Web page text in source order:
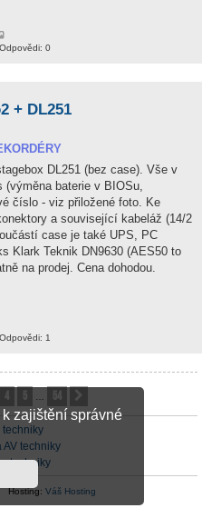
zajištění správné
Odpovědi: 0
+ DL251
DL251 (bez case). Vše v
baterie v BIOSu,
číslo - viz přiložené foto. Ke
a související kabeláž (14/2
case je také UPS, PC
Klark Teknik DN9630 (AES50 to
na prodej. Cena dohodou.
Odpovědi: 1
4 54
techniky
AV techniky
techniky
Váš Hosting